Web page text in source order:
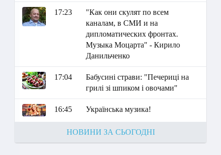
17:23
"Как они скулят по всем
каналам, в СМИ и на
дипломатических фронтах.
Музыка Моцарта" - Кирило
Данильченко
17:04
Бабусині страви: "Печериці на
грилі зі шпиком і овочами"
16:45 Українська музика!
НОВИНИ ЗА СЬОГОДНІ